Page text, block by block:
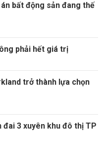
bất động sản đang thế
phải hết giá trị
trở thành lựa chọn
3 xuyên khu đô thị TP